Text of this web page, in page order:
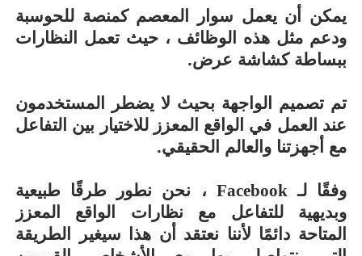
يمكن أن يعمل سوار المعصم كمنصة للحوسبة
ودعم مثل هذه الوظائف ، حيث تعمل النظارات
ببساطة كشاشة عرض.
تم تصميم الواجهة بحيث لا يضطر المستخدمون
عند العمل في الواقع المعزز للاختيار بين التفاعل
مع أجهزتنا والعالم الحقيقي.
وفقًا لـ Facebook ، نحن نطور طرقًا طبيعية
وبديهية للتفاعل مع نظارات الواقع المعزز
المتاحة دائمًا لأننا نعتقد أن هذا سيغير الطريقة